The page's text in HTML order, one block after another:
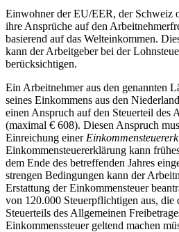
Einwohner der EU/EER, der Schweiz
ihre Ansprüche auf den
basierend auf das Welteinkommen.
kann der Arbeitgeber bei der
berücksichtigen.
Ein Arbeitnehmer aus den genannten
seines Einkommens aus den
einen Anspruch auf den Steuerteil des
(maximal € 608). Diesen Anspruch
Einreichung einer
Einkommensteuererklärung kann
dem Ende des betreffenden Jahres
strengen Bedingungen kann der
Erstattung der Einkommensteuer
von 120.000 Steuerpflichtigen aus, die
Steuerteils des Allgemeinen
Einkommenssteuer geltend machen